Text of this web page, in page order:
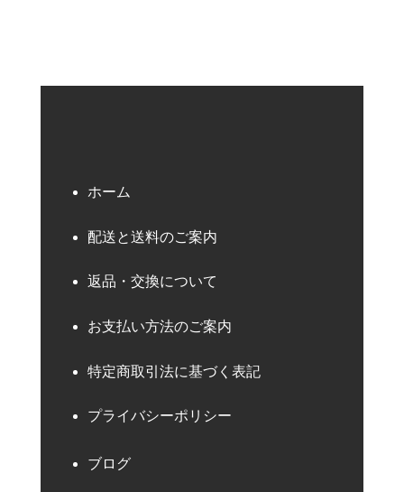
ホーム
配送と送料のご案内
返品・交換について
お支払い方法のご案内
特定商取引法に基づく表記
プライバシーポリシー
ブログ